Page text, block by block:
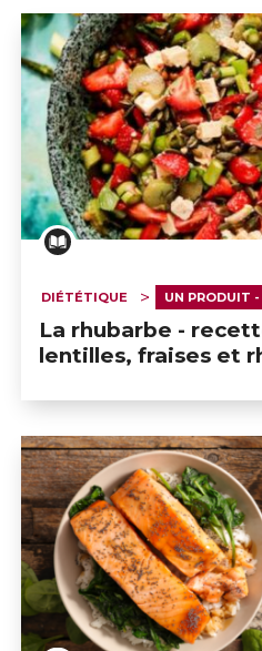
DIÉTÉTIQUE UN PRODUIT
La rhubarbe -
lentilles, fraises et